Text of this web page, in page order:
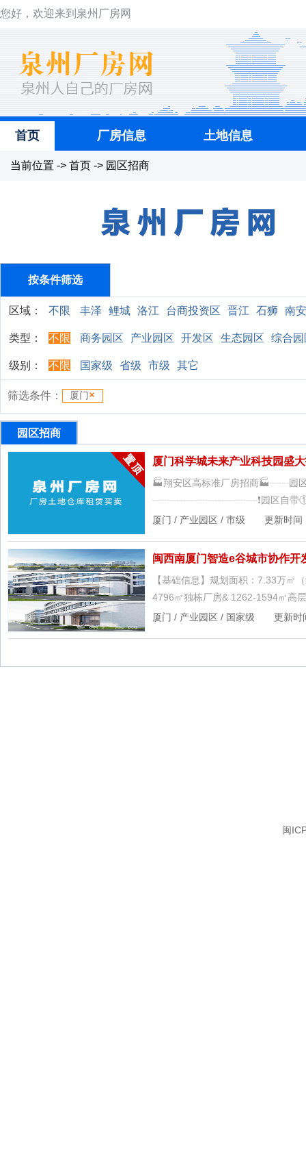
您好，欢迎来到泉州厂房网
首页 厂房信息 土地信息
当前位置 -> 首页 -> 园区招商
按条件筛选
区域： 不限 丰泽 鲤城 洛江 台商投资区 晋江 石狮 南安
类型： 不限 商务园区 产业园区 开发区 生态园区 综合园
级别： 不限 国家级 省级 市级 其它
筛选条件： 厦门
园区招商
厦门科学城未来产业科技园盛
🏭翔安区高标准厂房招商🏭┈┈园
┈┈┈┈┈┈┈┈┈┈┈❗️园区自带
厦门 / 产业园区 / 市级 更新时间
闽西南厦门智造e谷城市协作
【基础信息】规划面积：7.33万㎡
4796㎡独栋厂房& 1262-1594㎡高
厦门 / 产业园区 / 国家级 更新时
闽